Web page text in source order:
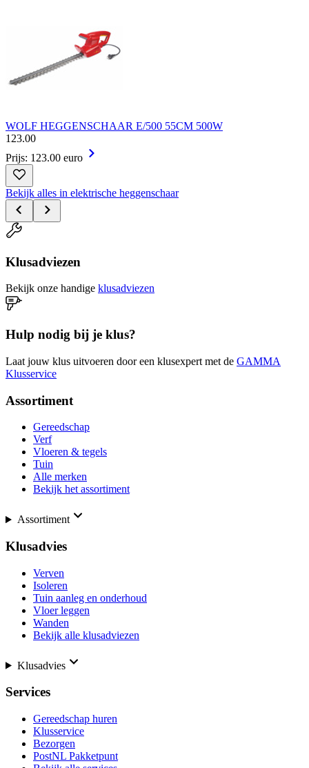
WOLF HEGGENSCHAAR E/500 55CM 500W
123.00
Prijs: 123.00 euro
Bekijk alles in elektrische heggenschaar
Klusadviezen
Bekijk onze handige klusadviezen
Hulp nodig bij je klus?
Laat jouw klus uitvoeren door een klusexpert met de GAMMA
Klusservice
Assortiment
Gereedschap
Verf
Vloeren & tegels
Tuin
Alle merken
Bekijk het assortiment
Assortiment
Klusadvies
Verven
Isoleren
Tuin aanleg en onderhoud
Vloer leggen
Wanden
Bekijk alle klusadviezen
Klusadvies
Services
Gereedschap huren
Klusservice
Bezorgen
PostNL Pakketpunt